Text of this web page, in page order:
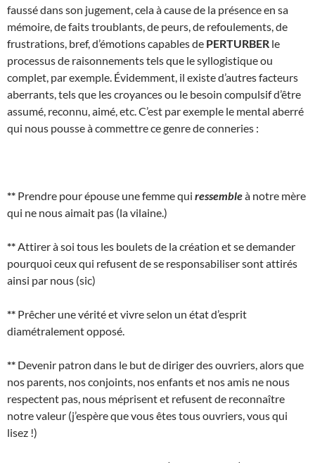
faussé dans son jugement, cela à cause de la présence en sa
mémoire, de faits troublants, de peurs, de refoulements, de
frustrations, bref, d’émotions capables de PERTURBER le
processus de raisonnements tels que le syllogistique ou
complet, par exemple. Évidemment, il existe d’autres facteurs
aberrants, tels que les croyances ou le besoin compulsif d’être
assumé, reconnu, aimé, etc. C’est par exemple le mental aberré
qui nous pousse à commettre ce genre de conneries :
** Prendre pour épouse une femme qui ressembleà notre mère
qui ne nous aimait pas (la vilaine.)
** Attirer à soi tous les boulets de la création et se demander
pourquoi ceux qui refusent de se responsabiliser sont attirés
ainsi par nous (sic)
** Prêcher une vérité et vivre selon un état d’esprit
diamétralement opposé.
** Devenir patron dans le but de diriger des ouvriers, alors que
nos parents, nos conjoints, nos enfants et nos amis ne nous
respectent pas, nous méprisent et refusent de reconnaître
notre valeur (j’espère que vous êtes tous ouvriers, vous qui
lisez !)